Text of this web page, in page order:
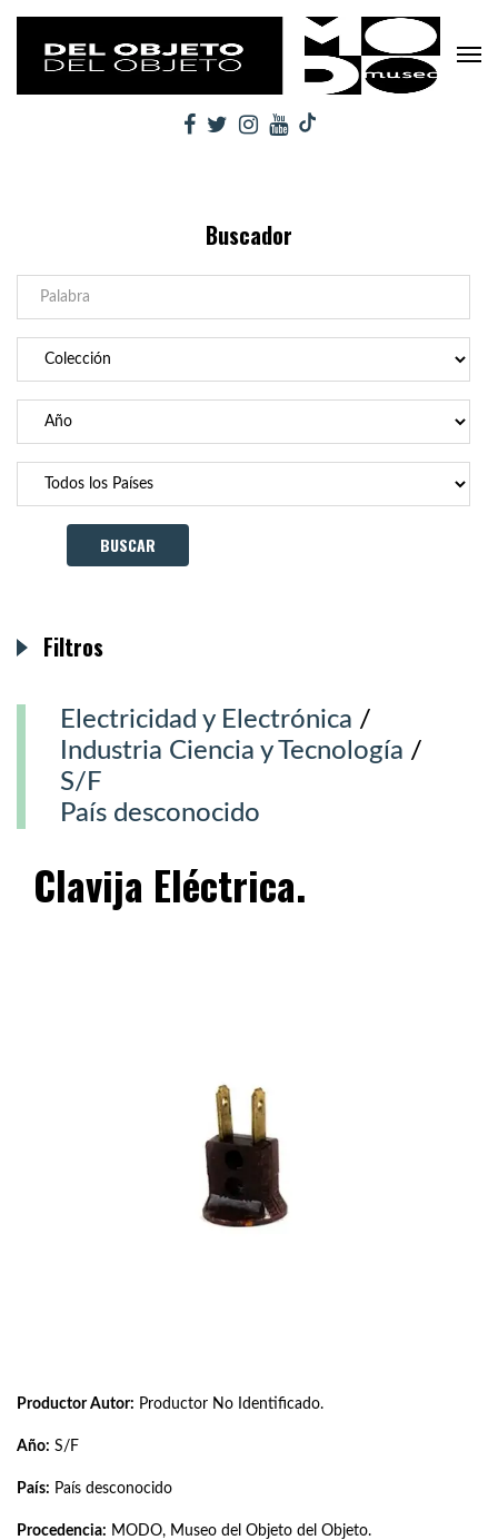
Buscador
Electricidad y Electrónica /
Industria Ciencia y Tecnología /
S/F
País desconocido
Clavija Eléctrica.
Productor Autor: Productor No Identificado.
Año: S/F
País: País desconocido
Procedencia: MODO, Museo del Objeto del Objeto.
Filtros